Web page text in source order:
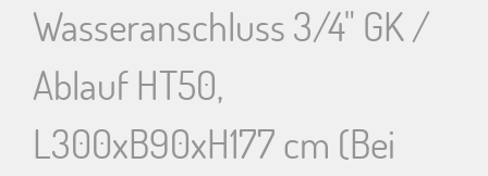
Wasseranschluss 3/4" GK /
Ablauf HT50,
L300xB90xH177 cm (Bei